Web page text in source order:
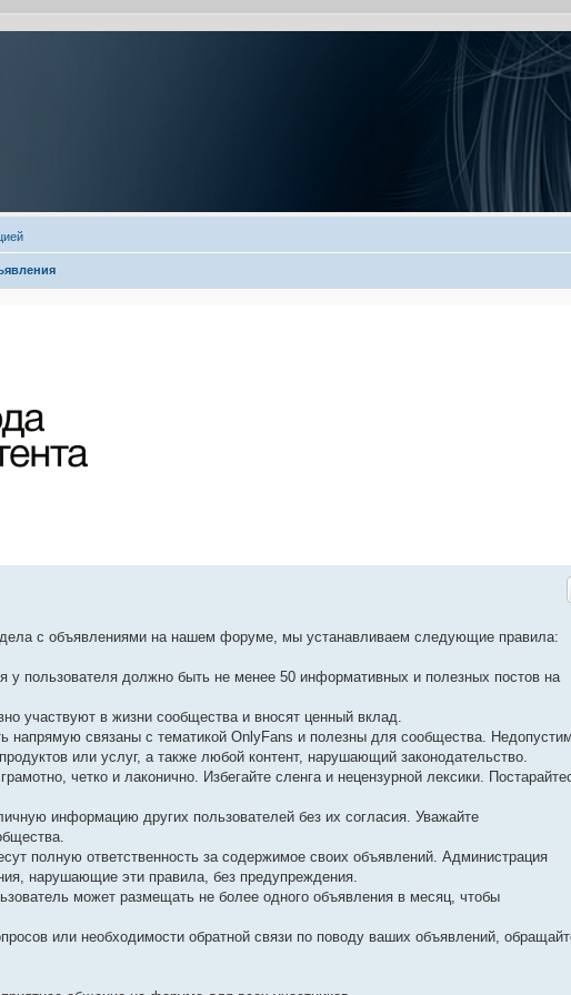
с объявлениями на нашем форуме, мы устанавливаем следующие правила:
у пользователя должно быть не менее 50 информативных и полезных постов на
участвуют в жизни сообщества и вносят ценный вклад.
напрямую связаны с тематикой OnlyFans и полезны для сообщества.
или услуг, а также любой контент, нарушающий законодательство.
четко и лаконично. Избегайте сленга и нецензурной лексики.
информацию других пользователей без их согласия. Уважайте
полную ответственность за содержимое своих объявлений. Администрация
нарушающие эти правила, без предупреждения.
может размещать не более одного объявления в месяц, чтобы
или необходимости обратной связи по поводу ваших объявлений,